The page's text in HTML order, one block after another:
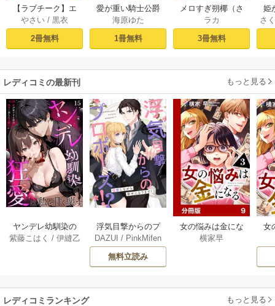
【ラブチーク】エ
ッチな倫理観の壊
れた世界で溺愛魔
術師から逃げられ
嬢フィリエラの困
惑～ act.1
やさい /黒衣
2冊無料
愛が重い騎士公爵
は、追放令嬢のす
べてを奪い尽くし
たい。【コミック
下ろし漫画付き】 1
海原ゆた
1冊無料
メロすぎ朔椰（さ
くや）くんは私を
沼にハメたがる。 1
ラカ
3冊無料
姫
さ
レディコミの最新刊 もっと見る
ヤンデレ幼馴染の
狂愛は私を甘く壊
テヨミ】 15巻
紫藤こはく / 伊縫乙
浮気目撃からのプ
ロポーズ！？～復
讐しながら幸せに
なります！～ 54巻
DAZUI / PinkMifen
無料立読み
女の悩みは金にな
る【分冊版】 1-9巻
横家早
女
レディコミランキング もっと見る